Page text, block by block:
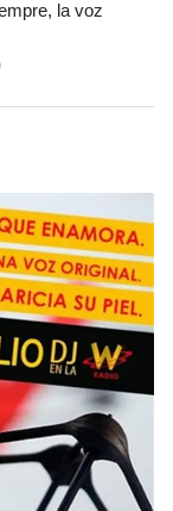
la voz